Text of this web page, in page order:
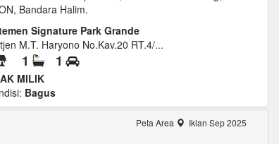
Bandara Halim.
Signature Park Grande
M.T. Haryono No.Kav.20 RT.4/...
1 1
MILIK
Bagus
Peta Area Iklan Sep 2025